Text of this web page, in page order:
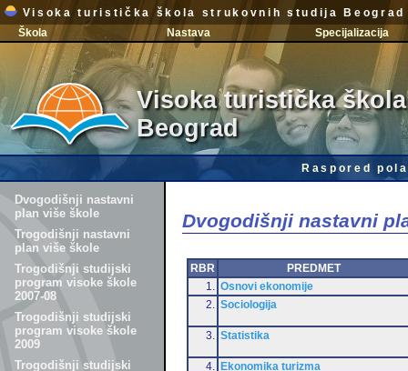
Visoka turistička škola strukovnih studija Beograd
Škola
Nastava Specijalizacija
Visoka turistička
Beograd
Raspored
Dvogodišnji nastavni
plan više škole
Trogodišnji nastavni
plan više škole
Trogodišnji studijski
program visoke škole
2007-08
Trogodišnji studijski
program visoke škole
2009
Trogodišnji studijski
Dvogodišnji nastavni
RBR
PREDMET
1.
Osnovi ekonomije
2.
Sociologija
3. Statistika
4.
Ekonomika turizma